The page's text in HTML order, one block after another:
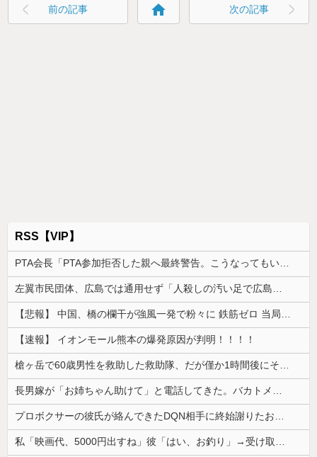
前の記事 home 次の記事
RSS【VIP】
【速報】 イオンモール熊本の爆発原因が判明！！！！